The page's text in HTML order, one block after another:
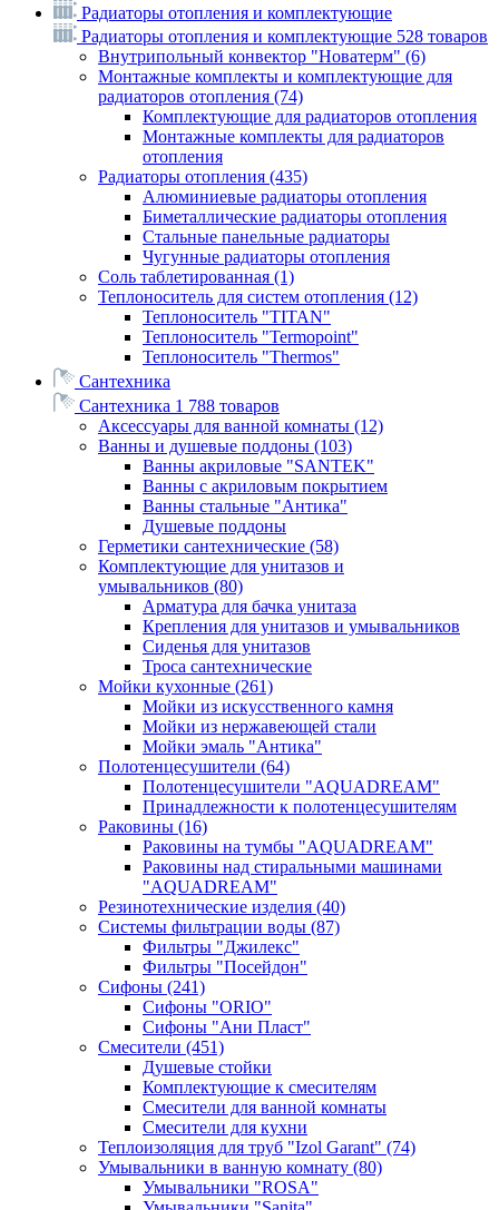
Радиаторы отопления и комплектующие
Радиаторы отопления и комплектующие 528 товаров
Внутрипольный конвектор "Новатерм" (6)
Монтажные комплекты и комплектующие для
радиаторов отопления (74)
Комплектующие для радиаторов отопления
Монтажные комплекты для радиаторов
отопления
Радиаторы отопления (435)
Алюминиевые радиаторы отопления
Биметаллические радиаторы отопления
Стальные панельные радиаторы
Чугунные радиаторы отопления
Соль таблетированная (1)
Теплоноситель для систем отопления (12)
Теплоноситель "TITAN"
Теплоноситель "Termopoint"
Теплоноситель "Thermos"
Сантехника
Сантехника 1 788 товаров
Аксессуары для ванной комнаты (12)
Ванны и душевые поддоны (103)
Ванны акриловые "SANTEK"
Ванны с акриловым покрытием
Ванны стальные "Антика"
Душевые поддоны
Герметики сантехнические (58)
Комплектующие для унитазов и
умывальников (80)
Арматура для бачка унитаза
Крепления для унитазов и умывальников
Сиденья для унитазов
Троса сантехнические
Мойки кухонные (261)
Мойки из искусственного камня
Мойки из нержавеющей стали
Мойки эмаль "Антика"
Полотенцесушители (64)
Полотенцесушители "AQUADREAM"
Принадлежности к полотенцесушителям
Раковины (16)
Раковины на тумбы "AQUADREAM"
Раковины над стиральными машинами
"AQUADREAM"
Резинотехнические изделия (40)
Системы фильтрации воды (87)
Фильтры "Джилекс"
Фильтры "Посейдон"
Сифоны (241)
Сифоны "ORIO"
Сифоны "Ани Пласт"
Смесители (451)
Душевые стойки
Комплектующие к смесителям
Смесители для ванной комнаты
Смесители для кухни
Теплоизоляция для труб "Izol Garant" (74)
Умывальники в ванную комнату (80)
Умывальники "ROSA"